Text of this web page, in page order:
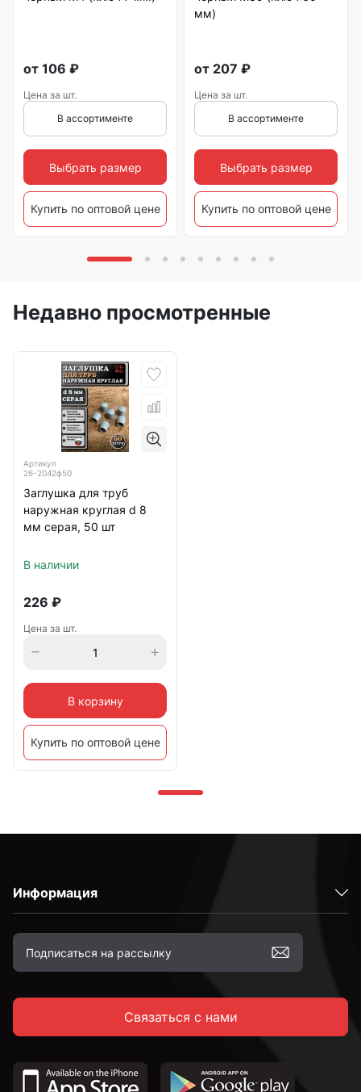
от 106 ₽
Цена за шт.
В ассортименте
Выбрать размер
Купить по оптовой цене
мм)
от 207 ₽
Цена за шт.
В ассортименте
Выбрать размер
Купить по оптовой цене
Недавно просмотренные
Артикул
26-2042ф50
Заглушка для труб
наружная круглая d 8
мм серая, 50 шт
В наличии
226 ₽
Цена за шт.
В корзину
Купить по оптовой цене
Информация
Связаться с нами